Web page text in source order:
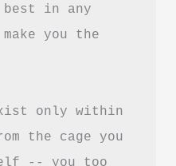
in any
you the
only within
the cage you
-- you too